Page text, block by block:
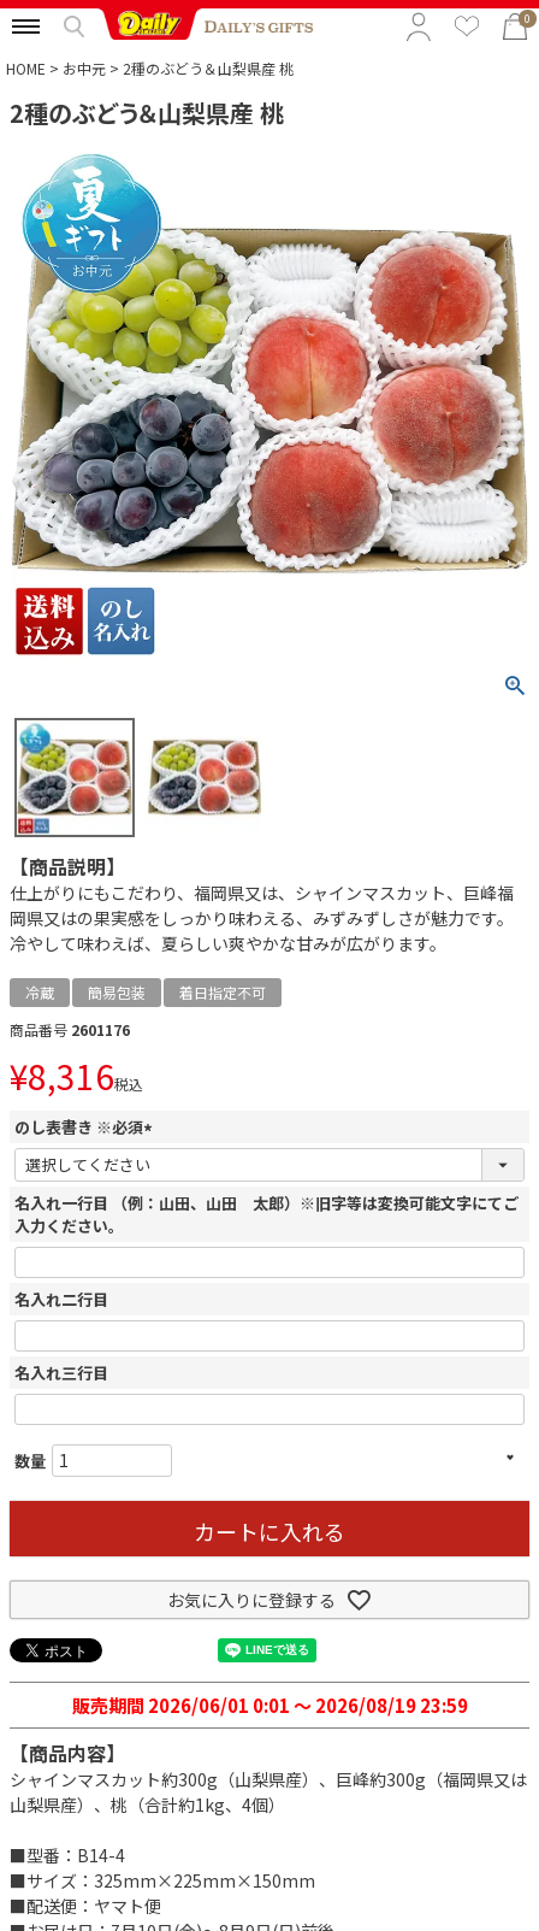
0
特集から選ぶ
予算から選ぶ
カテゴリから選ぶ
贈る相手から選ぶ
HOME お中元 2種のぶどう＆山梨県産 桃
2種のぶどう＆山梨県産 桃
【商品説明】
仕上がりにもこだわり、福岡県又は、シャインマスカット、巨峰福
岡県又はの果実感をしっかり味わえる、みずみずしさが魅力です。
冷やして味わえば、夏らしい爽やかな甘みが広がります。
冷蔵 簡易包装
着日指定不可
商品番号 2601176
¥8,316税込
のし表書き ※必須
(
必
須
名入れ一行目 （例：山田、山田 太郎）※旧字等は変換可能文字にてご
入力ください。
名入れ二行目
名入れ三行目
カートに入れる
お気に入りに登録する
販売期間 2026/06/01 0:01〜 2026/08/19 23:59
【商品内容】
シャインマスカット約300g（山梨県産）、巨峰約300g（福岡県又は
山梨県産）、桃（合計約1kg、4個）
■型番：B14-4
■サイズ：325mm×225mm×150mm
■配送便：ヤマト便